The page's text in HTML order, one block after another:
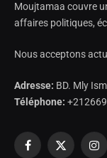
Moujtamaa couvre
affaires politiques,
Nous acceptons
Adresse: BD. Mly
Téléphone:
Facebook
X